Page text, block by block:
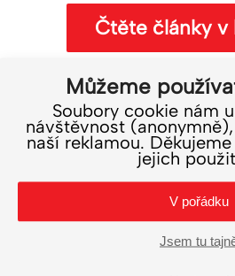
Můžeme
Soubory cookie nám
návštěvnost
naší reklamou.
jejich
V pořádku
Jsem tu
Čtěte články v
Recenze,
e-
Jak váš e-mail